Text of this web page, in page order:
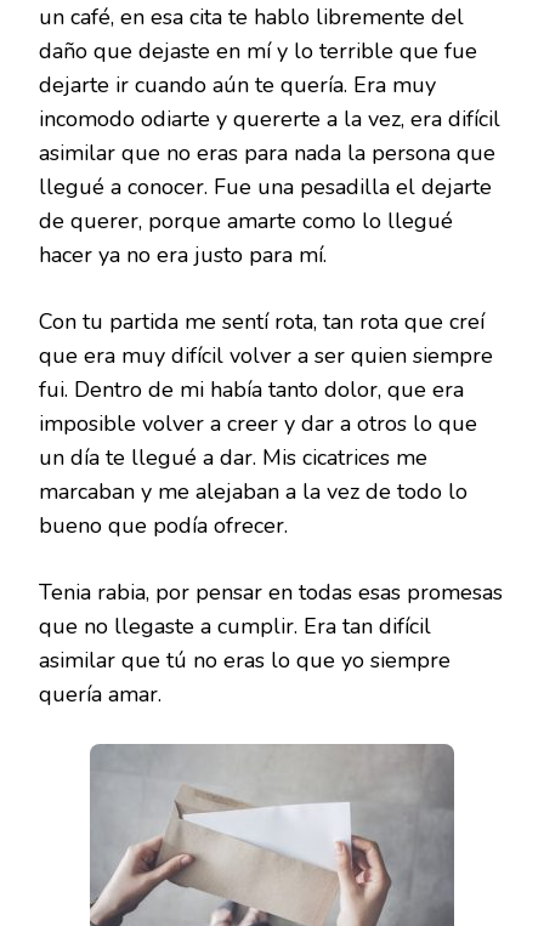
un café, en esa cita te hablo libremente del
daño que dejaste en mí y lo terrible que fue
dejarte ir cuando aún te quería. Era muy
incomodo odiarte y quererte a la vez, era difícil
asimilar que no eras para nada la persona que
llegué a conocer. Fue una pesadilla el dejarte
de querer, porque amarte como lo llegué
hacer ya no era justo para mí.
Con tu partida me sentí rota, tan rota que creí
que era muy difícil volver a ser quien siempre
fui. Dentro de mi había tanto dolor, que era
imposible volver a creer y dar a otros lo que
un día te llegué a dar. Mis cicatrices me
marcaban y me alejaban a la vez de todo lo
bueno que podía ofrecer.
Tenia rabia, por pensar en todas esas promesas
que no llegaste a cumplir. Era tan difícil
asimilar que tú no eras lo que yo siempre
quería amar.